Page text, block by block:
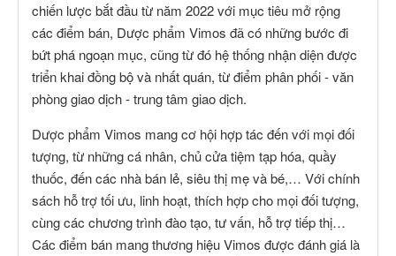
chiến lược bắt đầu từ năm 2022 với mục tiêu mở rộng
các điểm bán, Dược phẩm Vimos đã có những bước đi
bứt phá ngoạn mục, cũng từ đó hệ thống nhận diện được
triển khai đồng bộ và nhất quán, từ điểm phân phối - văn
phòng giao dịch - trung tâm giao dịch.
Dược phẩm Vimos mang cơ hội hợp tác đến với mọi đối
tượng, từ những cá nhân, chủ cửa tiệm tạp hóa, quầy
thuốc, đến các nhà bán lẻ, siêu thị mẹ và bé,… Với chính
sách hỗ trợ tối ưu, linh hoạt, thích hợp cho mọi đối tượng,
cùng các chương trình đào tạo, tư vấn, hỗ trợ tiếp thị…
Các điểm bán mang thương hiệu Vimos được đánh giá là